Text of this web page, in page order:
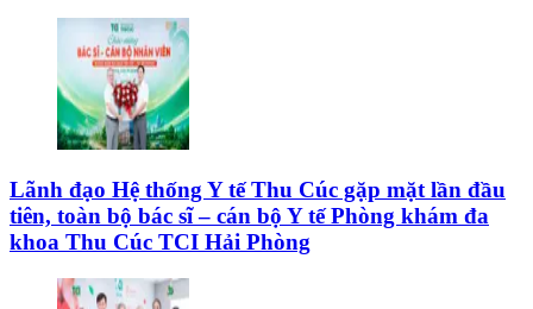
Lãnh đạo Hệ thống Y tế Thu Cúc gặp mặt lần đầu
tiên, toàn bộ bác sĩ – cán bộ Y tế Phòng khám đa
khoa Thu Cúc TCI Hải Phòng